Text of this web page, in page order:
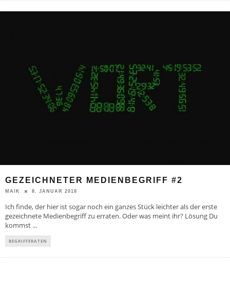
GEZEICHNETER MEDIENBEGRIFF #2
MAIK 8. JANUAR 2018
Ich finde, der hier ist sogar noch ein ganzes Stück leichter als der erste
gezeichnete Medienbegriff zu erraten. Oder was meint ihr? Lösung Du
kommst ...
BEGRIFFERATEN